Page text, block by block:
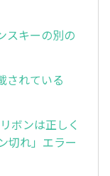
スキーの別の
されている
ボンは正しく
切れ」エラー